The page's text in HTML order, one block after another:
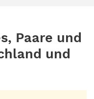
Paare und
und